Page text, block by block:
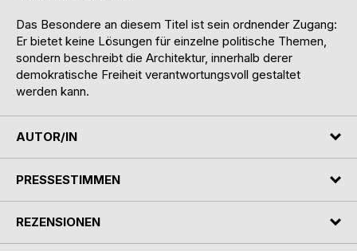
Das Besondere an diesem Titel ist sein ordnender Zugang:
Er bietet keine Lösungen für einzelne politische Themen,
sondern beschreibt die Architektur, innerhalb derer
demokratische Freiheit verantwortungsvoll gestaltet
werden kann.
AUTOR/IN
PRESSESTIMMEN
REZENSIONEN